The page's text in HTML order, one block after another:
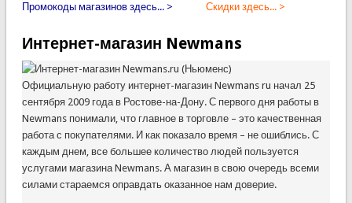
Промокоды магазинов здесь... > Скидки здесь... >
Интернет-магазин Newmans
Официальную работу интернет-магазин Newmans ru начал 25
сентября 2009 года в Ростове-на-Дону. С первого дня работы в
Newmans понимали, что главное в торговле – это качественная
работа с покупателями. И как показало время – не ошиблись. С
каждым днем, все большее количество людей пользуется
услугами магазина Newmans. А магазин в свою очередь всеми
силами стараемся оправдать оказанное нам доверие.